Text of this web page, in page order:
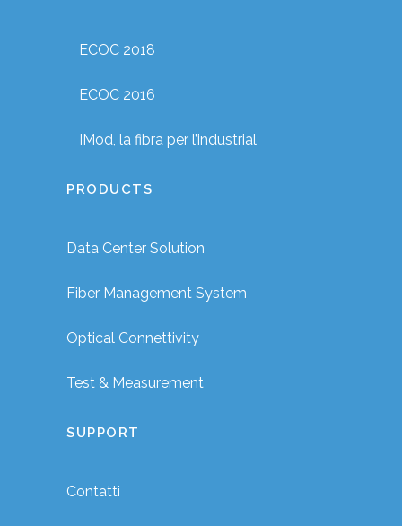
ECOC 2018
ECOC 2016
IMod, la fibra per l’industrial
PRODUCTS
Data Center Solution
Fiber Management System
Optical Connettivity
Test & Measurement
SUPPORT
Contatti